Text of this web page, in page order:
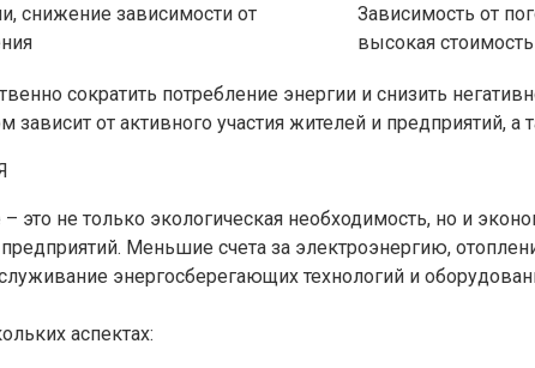
снижение зависимости от
Зависимость от
высокая стоимость
сократить потребление энергии и снизить
зависит от активного участия жителей и предприятий,
не только экологическая необходимость, но и
Меньшие счета за электроэнергию,
энергосберегающих технологий и
аспектах: